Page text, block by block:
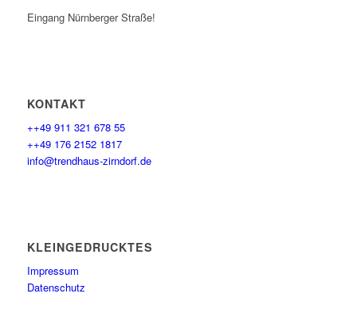
Eingang Nürnberger Straße!
KONTAKT
++49 911 321 678 55
++49 176 2152 1817
info@trendhaus-zirndorf.de
KLEINGEDRUCKTES
Impressum
Datenschutz